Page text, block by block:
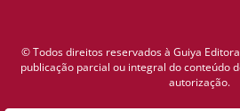
© Todos direitos reservados à Guiya
publicação parcial ou integral do conteúdo
autorização.